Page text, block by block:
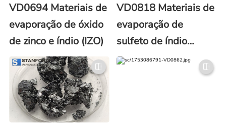
VD0694 Materiais de
evaporação de óxido
de zinco e índio (IZO)
VD0818 Materiais de
evaporação de
sulfeto de índio
(In2S3)